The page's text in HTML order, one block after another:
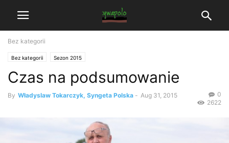
Bez kategorii
Bez kategorii Sezon 2015
Czas na podsumowanie
By Władyslaw Tokarczyk, Syngeta Polska - Aug 31, 2015
0
2622